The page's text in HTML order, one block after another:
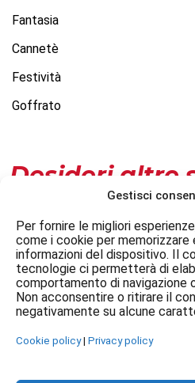
Gestisci
Per fornire le migliori
come i cookie per
informazioni del dispositivo. Il
tecnologie ci permetterà di
comportamento di navigazione
Non acconsentire o ritirare il
negativamente su alcune
Cookie policy| Privacy policy
Fantasia
Cannetè
Festività
Goffrato
Desideri altre
Personalizza
Contatti